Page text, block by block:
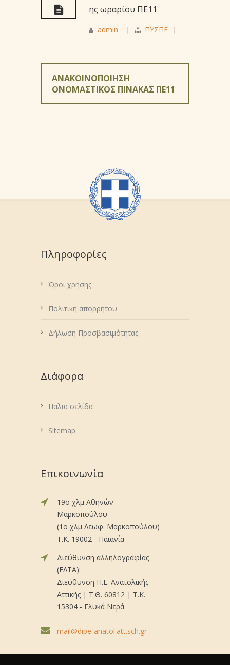
ης ωραρίου ΠΕ11
admin_ | ΠΥΣΠΕ |
ΑΝΑΚΟΙΝΟΠΟΙΗΣΗ
ΟΝΟΜΑΣΤΙΚΟΣ ΠΙΝΑΚΑΣ ΠΕ11
Πληροφορίες
Όροι χρήσης
Πολιτική απορρήτου
Δήλωση Προσβασιμότητας
Διάφορα
Παλιά σελίδα
Sitemap
Επικοινωνία
19ο χλμ Αθηνών -
Μαρκοπούλου
(1ο χλμ Λεωφ. Μαρκοπούλου)
Τ.Κ. 19002 - Παιανία
Διεύθυνση αλληλογραφίας
(ΕΛΤΑ):
Διεύθυνση Π.Ε. Ανατολικής
Αττικής | Τ.Θ. 60812 | Τ.Κ.
15304 - Γλυκά Νερά
mail@dipe-anatol.att.sch.gr